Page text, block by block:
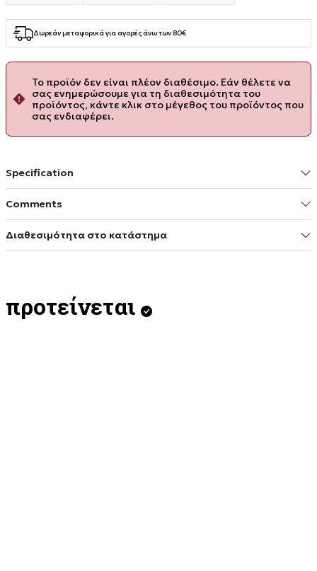
Δωρεάν μεταφορικά για αγορές άνω των 80€
Το προϊόν δεν είναι πλέον διαθέσιμο. Εάν θέλετε να
σας ενημερώσουμε για τη διαθεσιμότητα του
προϊόντος, κάντε κλικ στο μέγεθος του προϊόντος που
σας ενδιαφέρει.
Specification
Comments
Διαθεσιμότητα στο κατάστημα
προτείνεται